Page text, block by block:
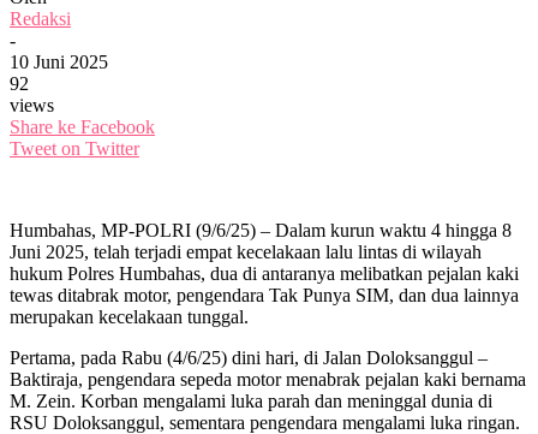
Redaksi
-
10 Juni 2025
92
views
Share ke Facebook
Tweet on Twitter
Humbahas, MP-POLRI (9/6/25) – Dalam kurun waktu 4 hingga 8
Juni 2025, telah terjadi empat kecelakaan lalu lintas di wilayah
hukum Polres Humbahas, dua di antaranya melibatkan pejalan kaki
tewas ditabrak motor, pengendara Tak Punya SIM, dan dua lainnya
merupakan kecelakaan tunggal.
Pertama, pada Rabu (4/6/25) dini hari, di Jalan Doloksanggul –
Baktiraja, pengendara sepeda motor menabrak pejalan kaki bernama
M. Zein. Korban mengalami luka parah dan meninggal dunia di
RSU Doloksanggul, sementara pengendara mengalami luka ringan.